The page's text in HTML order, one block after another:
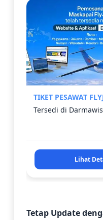
TIKET PESAWAT
Tersedi di
Lihat
Tetap Update